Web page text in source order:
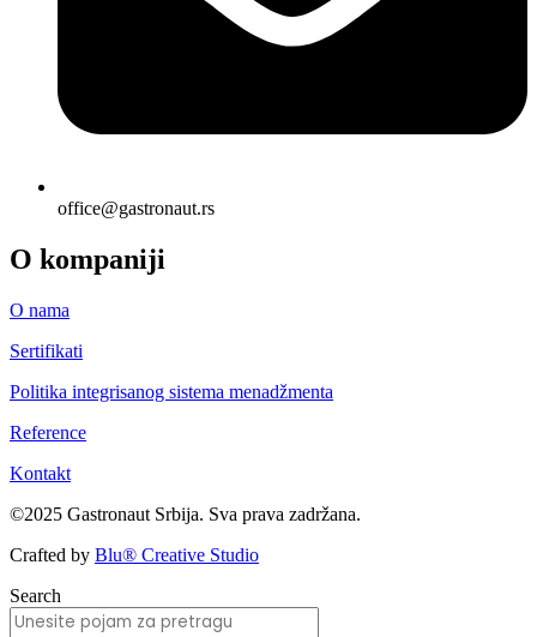
office@gastronaut.rs
O kompaniji
O nama
Sertifikati
Politika integrisanog sistema menadžmenta
Reference
Kontakt
©2025 Gastronaut Srbija. Sva prava zadržana.
Crafted by Blu® Creative Studio
Search